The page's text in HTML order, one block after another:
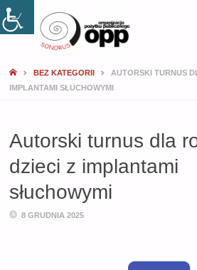
BEZ KATEGORII
AUTORSKI TURNUS
IMPLANTAMI SŁUCHOWYMI
Autorski turnus dla
dzieci z implantami
słuchowymi
8 GRUDNIA 2025